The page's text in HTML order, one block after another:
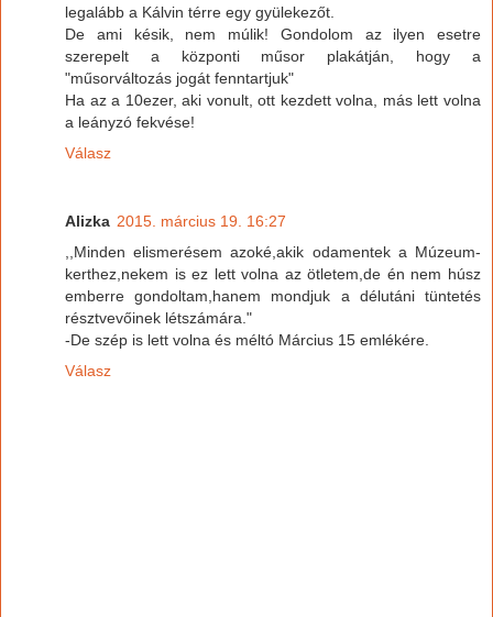
legalább a Kálvin térre egy gyülekezőt.
De ami késik, nem múlik! Gondolom az ilyen esetre
szerepelt a központi műsor plakátján, hogy a
"műsorváltozás jogát fenntartjuk"
Ha az a 10ezer, aki vonult, ott kezdett volna, más lett volna
a leányzó fekvése!
Válasz
Alizka 2015. március 19. 16:27
,,Minden elismerésem azoké,akik odamentek a Múzeum-
kerthez,nekem is ez lett volna az ötletem,de én nem húsz
emberre gondoltam,hanem mondjuk a délutáni tüntetés
résztvevőinek létszámára."
-De szép is lett volna és méltó Március 15 emlékére.
Válasz